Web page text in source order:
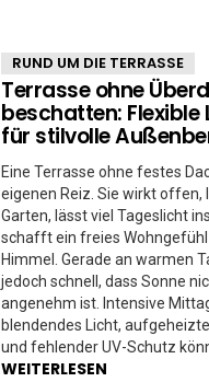
RUND UM DIE TERRASSE
Terrasse ohne
beschatten: Flexible
für stilvolle
Eine Terrasse ohne festes
eigenen Reiz. Sie wirkt offen,
Garten, lässt viel Tageslicht
schafft ein freies
Himmel. Gerade an warmen
jedoch schnell, dass Sonne
angenehm ist. Intensive
blendendes Licht,
und fehlender UV-Schutz
WEITERLESEN